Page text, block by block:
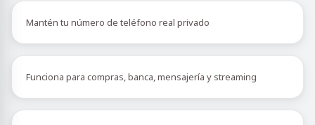
Mantén tu número de teléfono real privado
Funciona para compras, banca, mensajería y streaming